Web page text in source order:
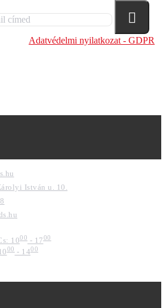
Adatvédelmi nyilatkozat - GDPR
István u. 10.
1000 - 1700
00- 1400